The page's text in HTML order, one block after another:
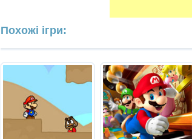
Похожі ігри: